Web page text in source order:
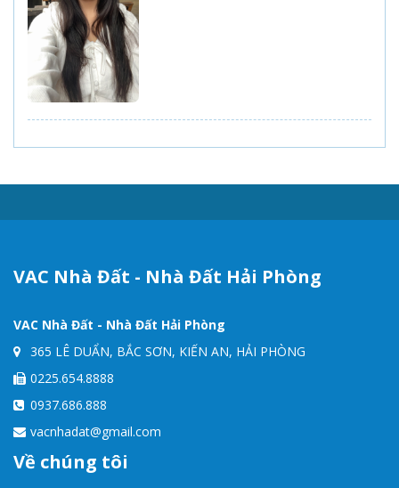
VAC Nhà Đất - Nhà Đất Hải Phòng
VAC Nhà Đất - Nhà Đất Hải Phòng
365 LÊ DUẨN, BẮC SƠN, KIẾN AN, HẢI PHÒNG
0225.654.8888
0937.686.888
vacnhadat@gmail.com
Về chúng tôi